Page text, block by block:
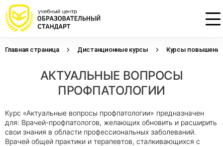
Главная страница Дистанционные курсы Курсы повышения
АКТУАЛЬНЫЕ ВОПРОСЫ
ПРОФПАТОЛОГИИ
Курс «Актуальные вопросы профпатологии» предназначен
для: Врачей-профпатологов, желающих обновить и расширить
свои знания в области профессиональных заболеваний.
Врачей общей практики и терапевтов, сталкивающихся с
Оставьте свои данные, наши специалисты
свяжутся с Вами
Оставьте свои данные, наши специалисты
свяжутся с Вами
начислением баллов 14 ЗЕТ
Оставьте свои данные, наши специалисты